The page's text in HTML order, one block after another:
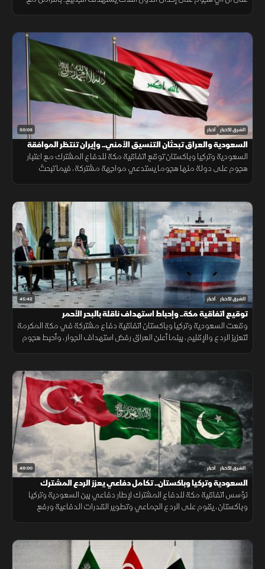
50:03 الشرق للأخبار أخبار
السعودية والعراق تبحثان التنسيق الأمني.. وإيران تنتظر الموافقة
على اتفاق "هرمز"
السعودية وتركيا وباكستان توقع اتفاقية مكة للدفاع المشترك مع اعتبار
هجوم على دولة منها هجوما يستدعي مواجهة مشتركة، فيما تبحث
45:42 الشرق للأخبار أخبار
توقيع اتفاقية مكة.. وإحباط استهداف ناقلة بالبحر الأحمر
وقعت السعودية وتركيا وباكستان اتفاقية دفاع مشتركة في مكة المكرمة
لتعزيز الردع والإقليم، بينما أعلن العراق رفض استهداف الجوار، وأحبط هجوم
49:00 الشرق للأخبار أخبار
السعودية وتركيا وباكستان.. تكامل دفاعي يعزز الردع المشترك
تؤسس اتفاقية مكة للدفاع المشترك لإطار دفاعي بين السعودية وتركيا
وباكستان، يقوم على الردع الجماعي وتطوير القدرات الدفاعية ورفع